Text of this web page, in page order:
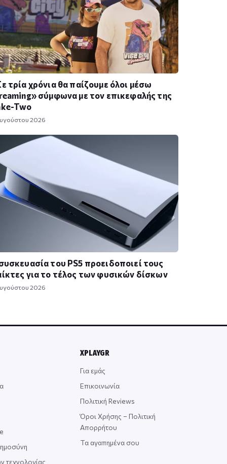
τρία χρόνια θα παίζουμε όλοι μέσω
σύμφωνα με τον επικεφαλής της
Two
2026
του PS5 προειδοποιεί τους
για το τέλος των φυσικών δίσκων
2026
τεχνολογίας
XPLAYGR
Για εμάς
Επικοινωνία
Πολιτική Reviews
Όροι Χρήσης – Πολιτική
Απορρήτου
Τα αγαπημένα σου